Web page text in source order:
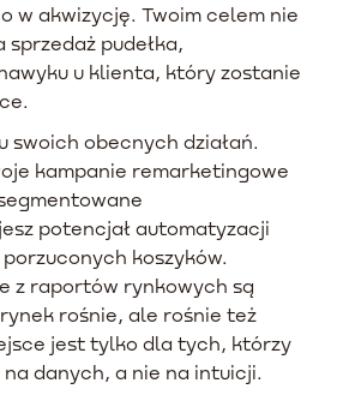
w akwizycję. Twoim celem nie
pudełka,
u klienta, który zostanie
swoich obecnych działań.
kampanie remarketingowe
potencjał automatyzacji
koszyków.
z raportów rynkowych są
rośnie, ale rośnie też
jest tylko dla tych, którzy
danych, a nie na intuicji.